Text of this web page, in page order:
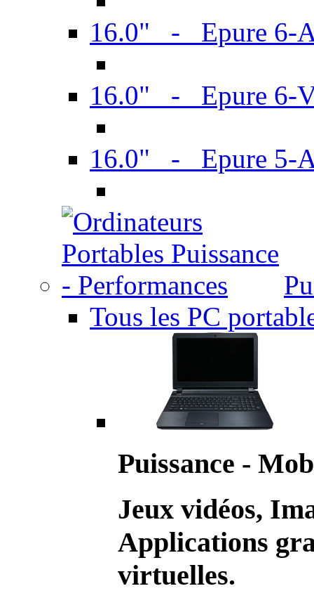
16.0" - Epure 6-
16.0" - Epure 6-
16.0" - Epure 5-
Tous les PC
Puissance -
Jeux vidéos,
Applications
virtuelles.